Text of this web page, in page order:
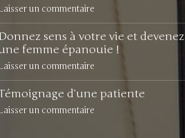
un commentaire
sens à votre vie et devenez
femme épanouie !
un commentaire
d’une patiente
un commentaire